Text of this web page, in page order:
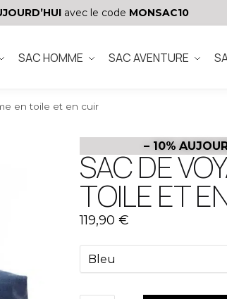
avec le code MONSAC10
SAC HOMME SAC AVENTURE
en toile et en cuir
– 10%
SAC DE
TOILE ET
119,90 €